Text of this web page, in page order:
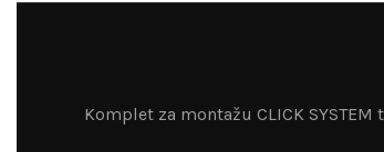
Komplet za montažu CLICK SYSTEM